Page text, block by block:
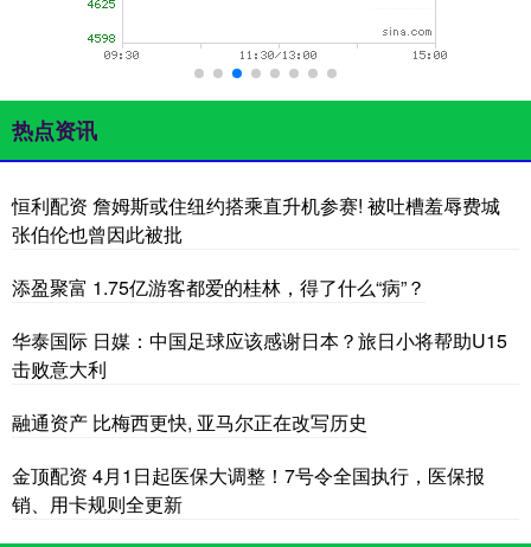
热点资讯
恒利配资 詹姆斯或住纽约搭乘直升机参赛! 被吐槽羞辱费城
张伯伦也曾因此被批
添盈聚富 1.75亿游客都爱的桂林，得了什么“病”？
华泰国际 日媒：中国足球应该感谢日本？旅日小将帮助U15
击败意大利
融通资产 比梅西更快, 亚马尔正在改写历史
金顶配资 4月1日起医保大调整！7号令全国执行，医保报
销、用卡规则全更新